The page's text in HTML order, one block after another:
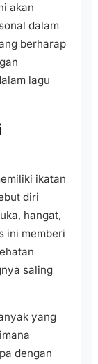
akan
dalam
berharap
lagu
ikatan
diri
hangat,
ini memberi
saling
yang
dengan